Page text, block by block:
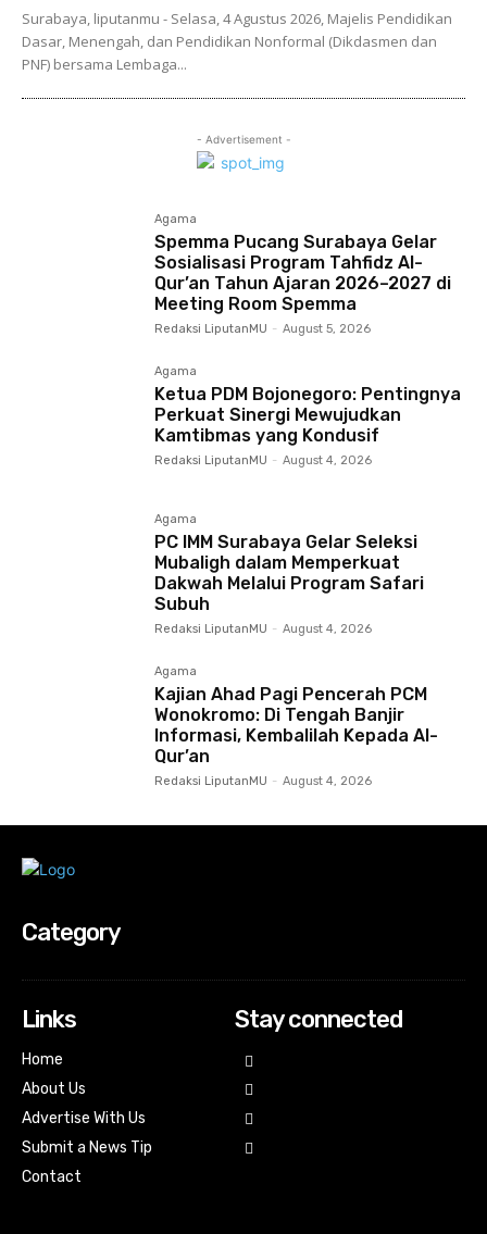
Surabaya, liputanmu - Selasa, 4 Agustus 2026, Majelis Pendidikan
Dasar, Menengah, dan Pendidikan Nonformal (Dikdasmen dan
PNF) bersama Lembaga...
- Advertisement -
Agama
Spemma Pucang Surabaya Gelar
Sosialisasi Program Tahfidz Al-
Qur’an Tahun Ajaran 2026–2027 di
Meeting Room Spemma
Redaksi LiputanMU - August 5, 2026
Agama
Ketua PDM Bojonegoro: Pentingnya
Perkuat Sinergi Mewujudkan
Kamtibmas yang Kondusif
Redaksi LiputanMU - August 4, 2026
Agama
PC IMM Surabaya Gelar Seleksi
Mubaligh dalam Memperkuat
Dakwah Melalui Program Safari
Subuh
Redaksi LiputanMU - August 4, 2026
Agama
Kajian Ahad Pagi Pencerah PCM
Wonokromo: Di Tengah Banjir
Informasi, Kembalilah Kepada Al-
Qur’an
Redaksi LiputanMU - August 4, 2026
Category
Links
Home
About Us
Advertise With Us
Submit a News Tip
Contact
Stay connected